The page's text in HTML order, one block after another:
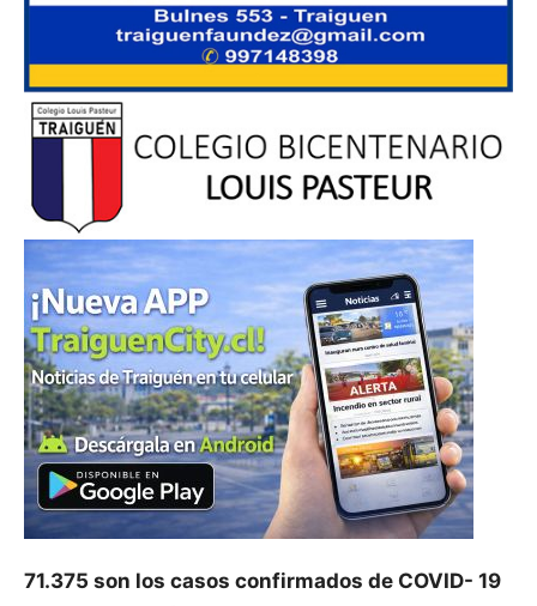
71.375 son los casos confirmados de COVID- 19